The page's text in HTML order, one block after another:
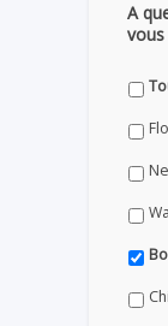
A
vous